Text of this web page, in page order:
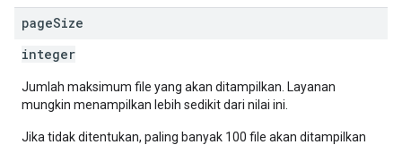
pageSize
integer
Jumlah maksimum file yang akan ditampilkan. Layanan
mungkin menampilkan lebih sedikit dari nilai ini.
Jika tidak ditentukan, paling banyak 100 file akan ditampilkan